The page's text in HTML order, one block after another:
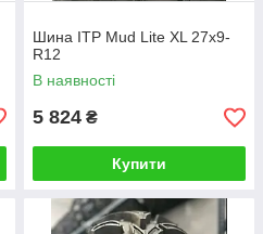
Шина ITP Mud Lite XL 27x9-
R12
В наявності
5 824 ₴
Купити